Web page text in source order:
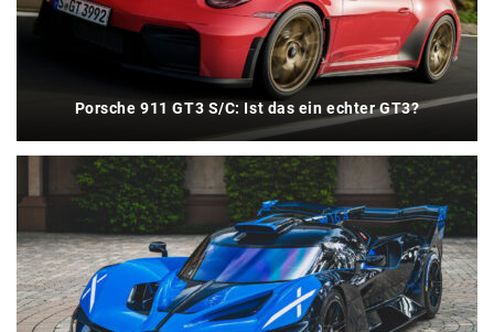
Porsche 911 GT3 S/C: Ist das ein echter GT3?